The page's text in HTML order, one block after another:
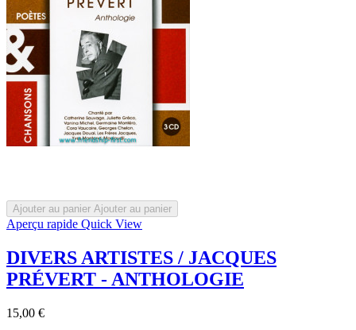
Ajouter au panier Ajouter au panier
Aperçu rapide Quick View
DIVERS ARTISTES / JACQUES
PRÉVERT - ANTHOLOGIE
15,00 €Prix